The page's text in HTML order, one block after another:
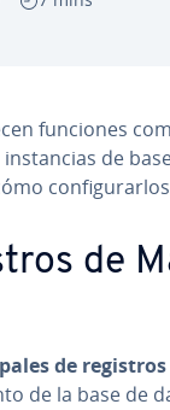
funciones
de
de
de registros
de la base de